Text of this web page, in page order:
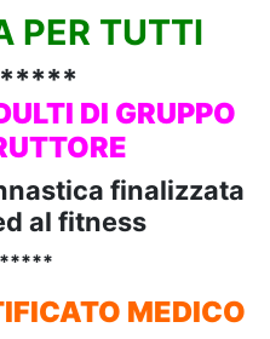
PER TUTTI
DI GRUPPO
finalizzata
al fitness
MEDICO